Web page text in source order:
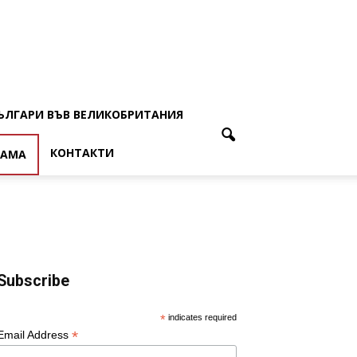
ВЪВ ВЕЛИКОБРИТАНИЯ
КОНТАКТИ
* indicates required
Address *